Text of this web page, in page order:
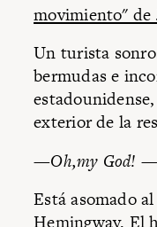
movimiento" de
Un turista
bermudas e
exterior de la
—Oh,my God!
Está asomado
Hemingway. El